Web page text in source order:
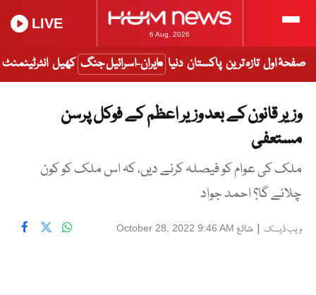
6 Aug, 2026
LIVE
صفحۂ اول تازہ ترین پاکستان دنیا ایران-اسرائیل جنگ کھیل انٹرٹینمنٹ
وزیر قانون کے بعد وزیر اعظم کے فوکل پرسن
مستعفی
ملک کی عوام کو فیصلہ کرنے دیں، کہ اس ملک کو کون
چلائے گا؟ احمد جواد
ویب ڈیسک | شائع October 28, 2022 9:46 AM